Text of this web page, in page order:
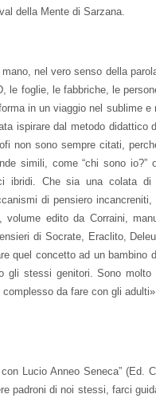
della Mente di Sarzana.
nel vero senso della
le foglie, le fabbriche, le
in un viaggio nel sublime
ispirare dal metodo didattico
non sono sempre citati,
simili, come “chi sono io?”
ibridi. Che sia una colata
di pensiero
edito da Corraini,
di Socrate, Eraclito,
quel concetto ad un bambino
gli stessi genitori. Sono
da fare con gli
Lucio Anneo Seneca” (Ed.
padroni di noi stessi, farci